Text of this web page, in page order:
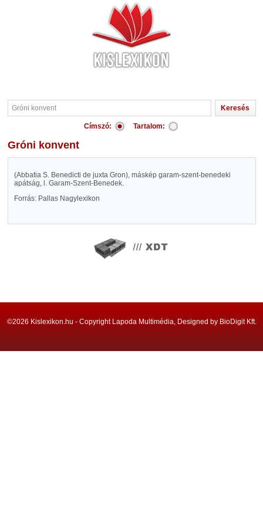
Címszó: Tartalom:
Gróni konvent
(Abbatia S. Benedicti de juxta Gron), máskép garam-szent-benedeki
apátság, l. Garam-Szent-Benedek.
Forrás: Pallas Nagylexikon
©2026 Kislexikon.hu - Copyright Lapoda Multimédia, Designed by BioDigit Kft.